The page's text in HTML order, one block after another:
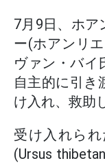
7月9日、ホア
ー(ホアンリ
ヴァン・バイ
自主的に引き
け入れ、救助
受け入れら
(Ursus